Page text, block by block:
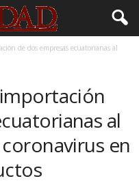
de dos empresas ecuatorianas al
al
en